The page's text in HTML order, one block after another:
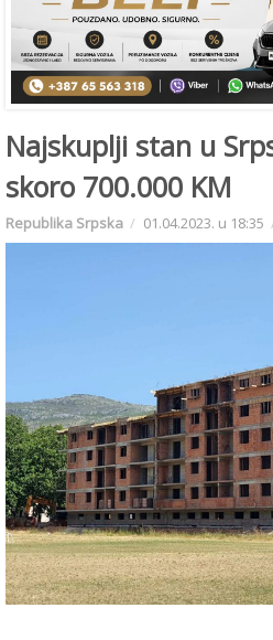
Najskuplji stan u
skoro 700.000 KM
Republika Srpska 01.04.2023. u 18:35